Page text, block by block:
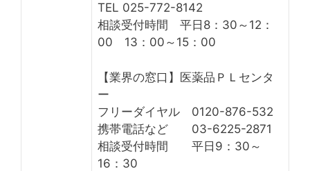
TEL 025-772-8142
相談受付時間 平日8：30～12：
00 13：00～15：00
【業界の窓口】医薬品ＰＬセンタ
ー
フリーダイヤル 0120-876-532
携帯電話など 03-6225-2871
相談受付時間 平日9：30～
16：30